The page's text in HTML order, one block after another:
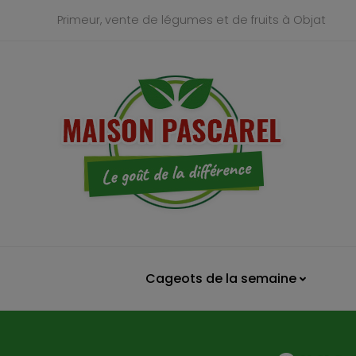
Primeur, vente de légumes et de fruits à Objat
Cageots de la semaine